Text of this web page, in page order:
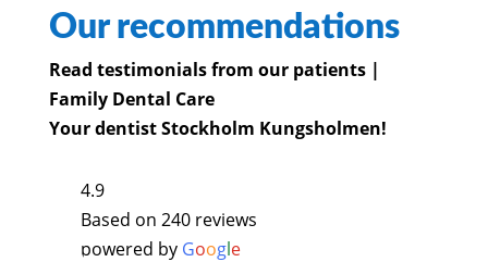
Our recommendations
Read testimonials from our patients |
Family Dental Care
Your dentist Stockholm Kungsholmen!
4.9
Based on 240 reviews
powered by Google